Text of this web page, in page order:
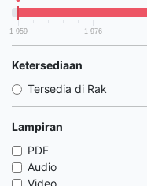
1 959 1 976
Ketersediaan
Tersedia di Rak
Lampiran
PDF
Audio
Video